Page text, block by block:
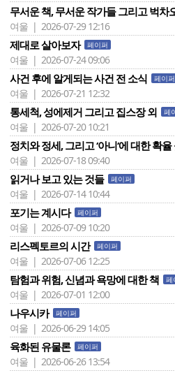
무서운 책, 무서운 작가들 그리고 벅차
여울 | 2026-07-29 12:16
제대로 살아보자 페이퍼
여울 | 2026-07-24 09:06
사건 후에 알게되는 사건 전 소식 페이퍼
여울 | 2026-07-21 12:32
통세척, 성에제거 그리고 집스장 외 페
여울 | 2026-07-20 10:21
정치와 정세, 그리고 ‘아니‘에 대한 확
여울 | 2026-07-18 09:40
읽거나 보고 있는 것들 페이퍼
여울 | 2026-07-14 10:44
포기는 계시다 페이퍼
여울 | 2026-07-09 10:20
리스펙토르의 시간 페이퍼
여울 | 2026-07-06 12:25
탐험과 위험, 신념과 욕망에 대한 책 페
여울 | 2026-07-01 12:00
나우시카 페이퍼
여울 | 2026-06-29 14:05
육화된 유물론 페이퍼
여울 | 2026-06-26 13:54